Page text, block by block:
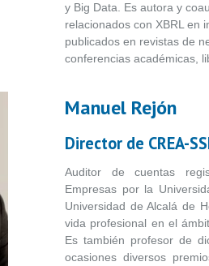
y Big Data. Es autora y
relacionados con XBRL en
publicados en revistas de
conferencias académicas,
Manuel Rejón
Director de CREA-
Auditor de cuentas
Empresas por la
Universidad de Alcalá de
vida profesional en el
Es también profesor de
ocasiones diversos